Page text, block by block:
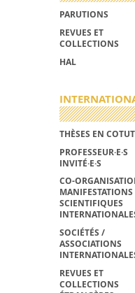
PARUTIONS
REVUES ET
COLLECTIONS
HAL
THÈSES EN
PROFESSEUR·E·S
INVITÉ·E·S
CO-
MANIFESTATIONS
SCIENTIFIQUES
SOCIÉTÉS /
ASSOCIATIONS
REVUES ET
COLLECTIONS